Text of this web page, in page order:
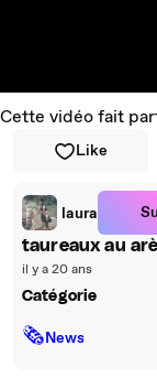
Cette vidéo fait
Like
laura
taureaux au
il y a 20 ans
Catégorie
🗞News